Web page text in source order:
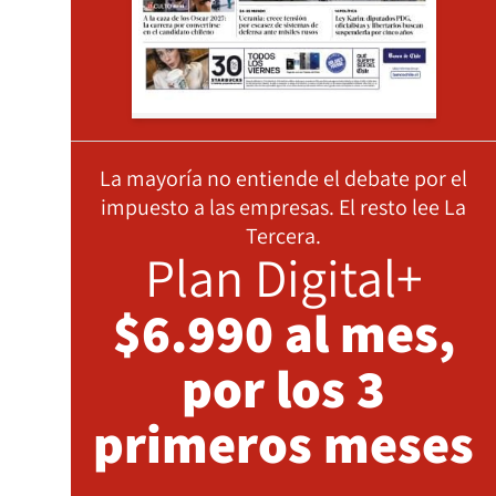
La mayoría no entiende el debate por el
impuesto a las empresas. El resto lee La
Tercera.
Plan Digital+
$6.990 al mes,
por los 3
primeros meses